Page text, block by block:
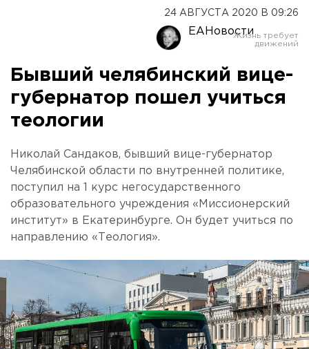
24 АВГУСТА 2020 В 09:26
ЕАНовости
Бывший челябинский вице-
губернатор пошел учиться
теологии
Николай Сандаков, бывший вице-губернатор
Челябинской области по внутренней политике,
поступил на 1 курс негосударственного
образовательного учреждения «Миссионерский
институт» в Екатеринбурге. Он будет учиться по
направлению «Теология».